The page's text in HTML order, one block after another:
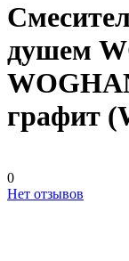
душем
графит
0
Нет отзывов